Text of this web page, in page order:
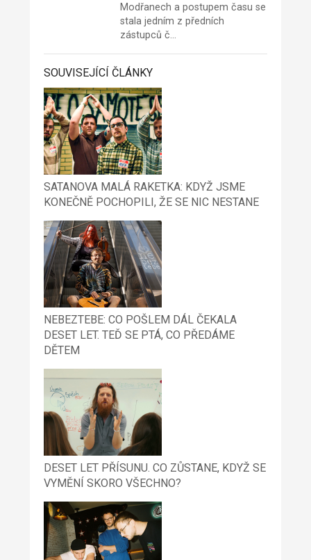
Modřanech a postupem času se
stala jedním z předních
zástupců č…
SOUVISEJÍCÍ ČLÁNKY
SATANOVA MALÁ RAKETKA: KDYŽ JSME
KONEČNĚ POCHOPILI, ŽE SE NIC NESTANE
NEBEZTEBE: CO POŠLEM DÁL ČEKALA
DESET LET. TEĎ SE PTÁ, CO PŘEDÁME
DĚTEM
DESET LET PŘÍSUNU. CO ZŮSTANE, KDYŽ SE
VYMĚNÍ SKORO VŠECHNO?